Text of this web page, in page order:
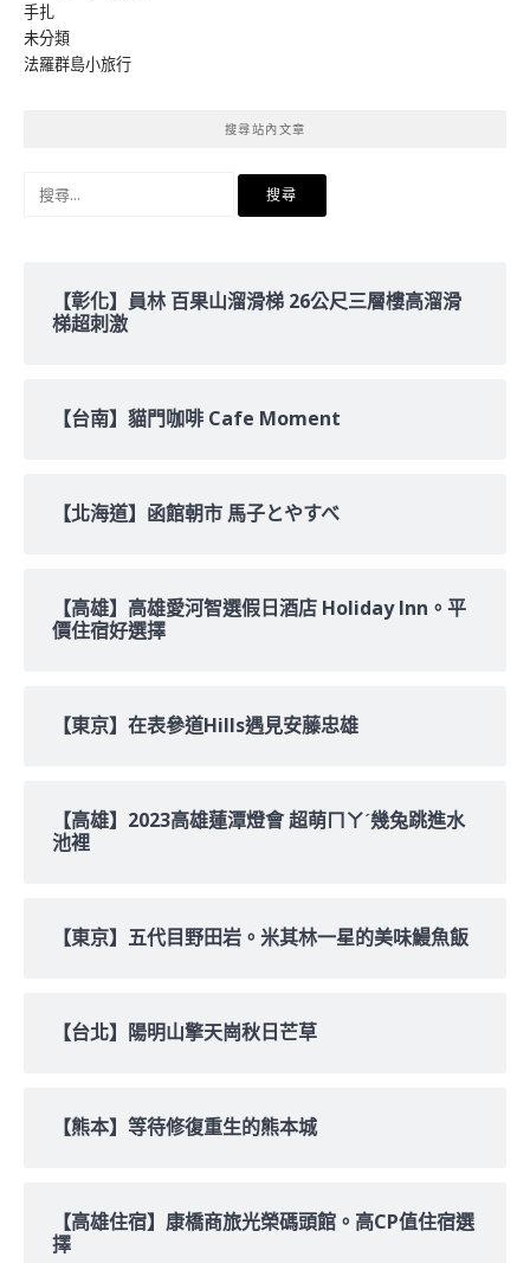
手扎
未分類
法羅群島小旅行
搜尋站內文章
【彰化】員林 百果山溜滑梯 26公尺三層樓高溜滑
梯超刺激
【台南】貓門咖啡 Cafe Moment
【北海道】函館朝市 馬子とやすべ
【高雄】高雄愛河智選假日酒店 Holiday Inn。平
價住宿好選擇
【東京】在表參道Hills遇見安藤忠雄
【高雄】2023高雄蓮潭燈會 超萌ㄇㄚˊ幾兔跳進水
池裡
【東京】五代目野田岩。米其林一星的美味鰻魚飯
【台北】陽明山擎天崗秋日芒草
【熊本】等待修復重生的熊本城
【高雄住宿】康橋商旅光榮碼頭館。高CP值住宿選
擇